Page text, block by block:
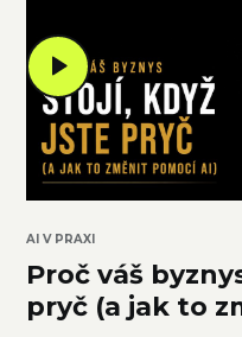
AI V PRAXI
Proč váš
pryč (a jak to